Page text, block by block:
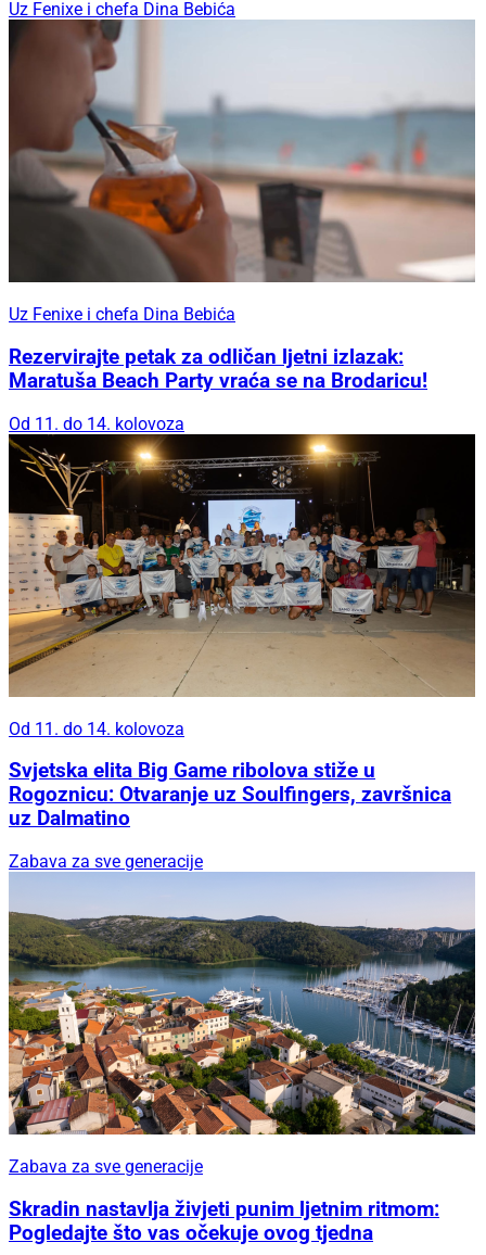
Uz Fenixe i chefa Dina Bebića
Uz Fenixe i chefa Dina Bebića
Rezervirajte petak za odličan ljetni izlazak:
Maratuša Beach Party vraća se na Brodaricu!
Od 11. do 14. kolovoza
Od 11. do 14. kolovoza
Svjetska elita Big Game ribolova stiže u
Rogoznicu: Otvaranje uz Soulfingers, završnica
uz Dalmatino
Zabava za sve generacije
Zabava za sve generacije
Skradin nastavlja živjeti punim ljetnim ritmom:
Pogledajte što vas očekuje ovog tjedna